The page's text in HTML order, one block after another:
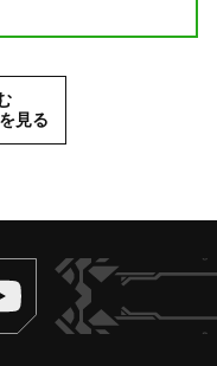
見る
ヴァンガードch